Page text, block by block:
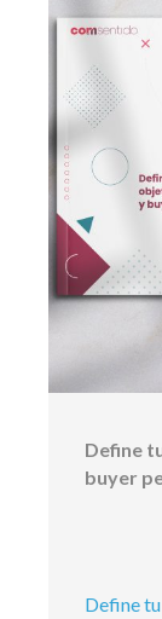
Define
buyer
Define